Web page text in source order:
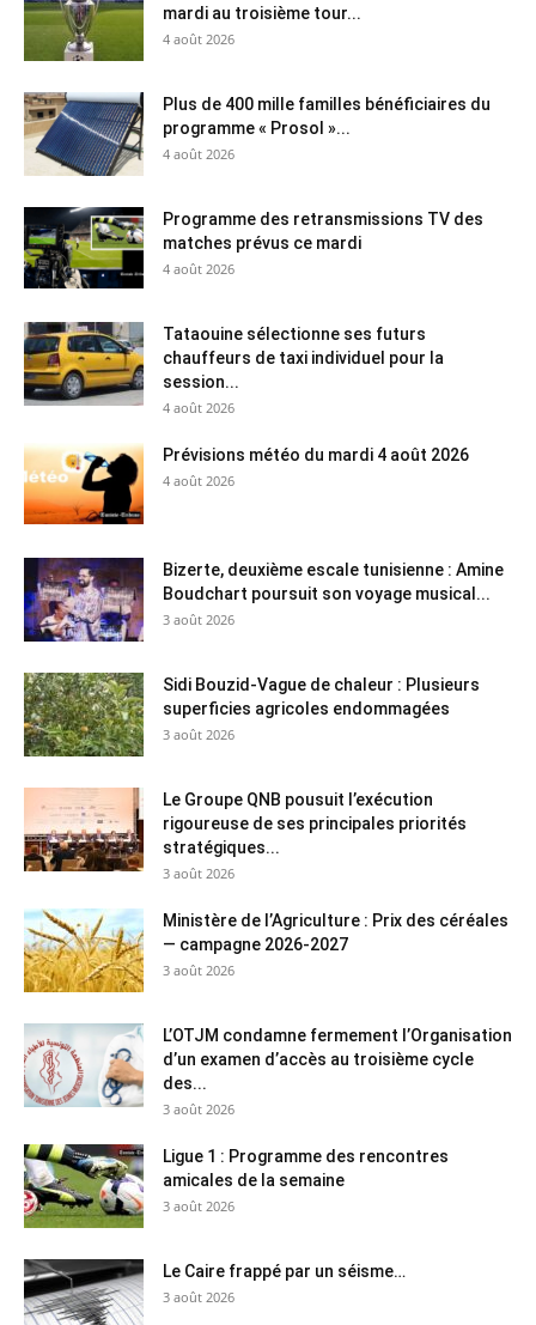
mardi au troisième tour...
4 août 2026
Plus de 400 mille familles bénéficiaires du
programme « Prosol »...
4 août 2026
Programme des retransmissions TV des
matches prévus ce mardi
4 août 2026
Tataouine sélectionne ses futurs
chauffeurs de taxi individuel pour la
session...
4 août 2026
Prévisions météo du mardi 4 août 2026
4 août 2026
Bizerte, deuxième escale tunisienne : Amine
Boudchart poursuit son voyage musical...
3 août 2026
Sidi Bouzid-Vague de chaleur : Plusieurs
superficies agricoles endommagées
3 août 2026
Le Groupe QNB pousuit l’exécution
rigoureuse de ses principales priorités
stratégiques...
3 août 2026
Ministère de l’Agriculture : Prix des céréales
— campagne 2026-2027
3 août 2026
L’OTJM condamne fermement l’Organisation
d’un examen d’accès au troisième cycle
des...
3 août 2026
Ligue 1 : Programme des rencontres
amicales de la semaine
3 août 2026
Le Caire frappé par un séisme…
3 août 2026